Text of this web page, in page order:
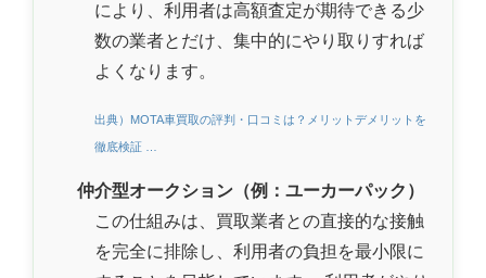
により、利用者は高額査定が期待できる少
数の業者とだけ、集中的にやり取りすれば
よくなります。
出典）MOTA車買取の評判・口コミは？メリットデメリットを
徹底検証 …
仲介型オークション（例：ユーカーパック）
この仕組みは、買取業者との直接的な接触
を完全に排除し、利用者の負担を最小限に